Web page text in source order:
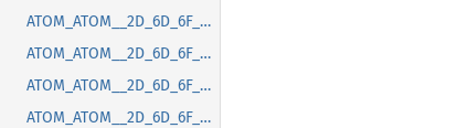
ATOM_ATOM__2D_6D_6F_7A_2D_67_74_6B_2D_63_73_64_2D_74_6F_6F_6C_74_69_70_2D_72_61_64_69_75_73
ATOM_ATOM__2D_6D_6F_7A_2D_67_74_6B_2D_6D_65_6E_75_2D_72_61_64_69_75_73
ATOM_ATOM__2D_6D_6F_7A_2D_6D_61_63_2D_74_69_74_6C_65_62_61_72_2D_68_65_69_67_68_74
ATOM_ATOM__2D_6D_6F_7A_2D_6F_76_65_72_6C_61_79_2D_73_63_72_6F_6C_6C_62_61_72_2D_66_61_64_65_2D_64_75_72_61_74_69_6F_6E